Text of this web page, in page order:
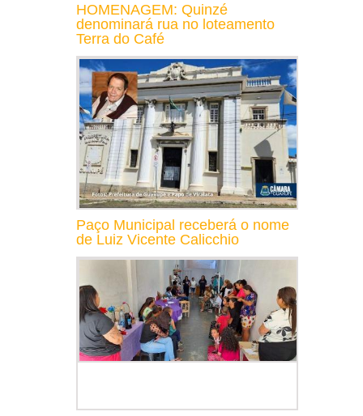
HOMENAGEM: Quinzé
denominará rua no loteamento
Terra do Café
Paço Municipal receberá o nome
de Luiz Vicente Calicchio